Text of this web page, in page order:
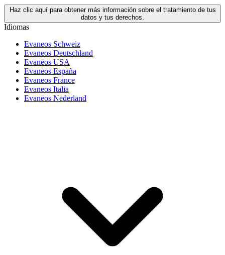
Haz clic aquí para obtener más información sobre el tratamiento de tus
datos y tus derechos.
Idiomas
Evaneos Schweiz
Evaneos Deutschland
Evaneos USA
Evaneos España
Evaneos France
Evaneos Italia
Evaneos Nederland